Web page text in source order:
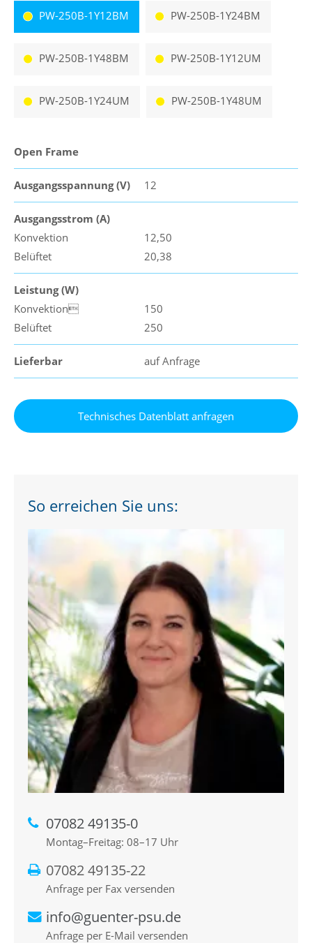
PW-250B-1Y12BM PW-250B-1Y24BM
PW-250B-1Y48BM PW-250B-1Y12UM
PW-250B-1Y24UM PW-250B-1Y48UM
Open Frame
Ausgangsspannung (V) 12
Ausgangsstrom (A)
Konvektion
Belüftet
12,50
20,38
Leistung (W)
Konvektion
Belüftet
150
250
Lieferbar auf Anfrage
So erreichen Sie uns:
07082 49135-0
Montag–Freitag: 08–17 Uhr
07082 49135-22
Anfrage per Fax versenden
info@guenter-psu.de
Anfrage per E-Mail versenden